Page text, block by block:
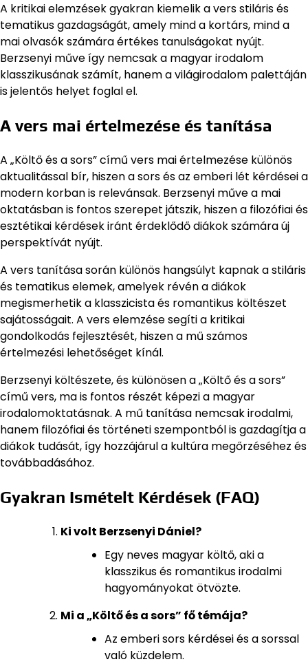
A kritikai elemzések gyakran kiemelik a vers stiláris és
tematikus gazdagságát, amely mind a kortárs, mind a
mai olvasók számára értékes tanulságokat nyújt.
Berzsenyi műve így nemcsak a magyar irodalom
klasszikusának számít, hanem a világirodalom palettáján
is jelentős helyet foglal el.
A vers mai értelmezése és tanítása
A „Költő és a sors” című vers mai értelmezése különös
aktualitással bír, hiszen a sors és az emberi lét kérdései a
modern korban is relevánsak. Berzsenyi műve a mai
oktatásban is fontos szerepet játszik, hiszen a filozófiai és
esztétikai kérdések iránt érdeklődő diákok számára új
perspektívát nyújt.
A vers tanítása során különös hangsúlyt kapnak a stiláris
és tematikus elemek, amelyek révén a diákok
megismerhetik a klasszicista és romantikus költészet
sajátosságait. A vers elemzése segíti a kritikai
gondolkodás fejlesztését, hiszen a mű számos
értelmezési lehetőséget kínál.
Berzsenyi költészete, és különösen a „Költő és a sors”
című vers, ma is fontos részét képezi a magyar
irodalomoktatásnak. A mű tanítása nemcsak irodalmi,
hanem filozófiai és történeti szempontból is gazdagítja a
diákok tudását, így hozzájárul a kultúra megőrzéséhez és
továbbadásához.
Gyakran Ismételt Kérdések (FAQ)
Ki volt Berzsenyi Dániel?
Egy neves magyar költő, aki a
klasszikus és romantikus irodalmi
hagyományokat ötvözte.
Mi a „Költő és a sors” fő témája?
Az emberi sors kérdései és a sorssal
való küzdelem.